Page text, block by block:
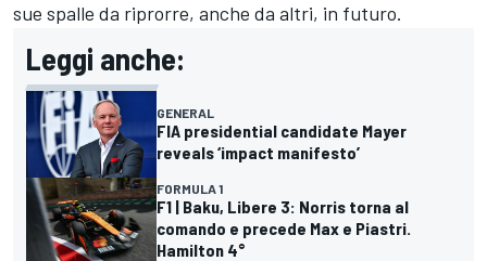
sue spalle da riprorre, anche da altri, in futuro.
Leggi anche:
GENERAL
FIA presidential candidate Mayer
reveals ‘impact manifesto’
FORMULA 1
F1 | Baku, Libere 3: Norris torna al
comando e precede Max e Piastri.
Hamilton 4°